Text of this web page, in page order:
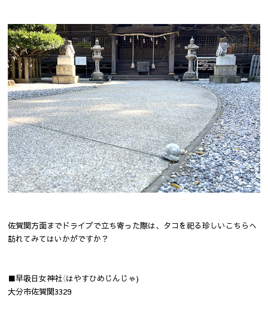
佐賀関方面までドライブで立ち寄った際は、タコを祀る珍しいこちらへ
訪れてみてはいかがですか？
■早吸日女神社（はやすひめじんじゃ)
大分市佐賀関3329